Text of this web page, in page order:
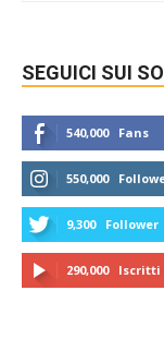
SEGUICI SUI
540,000 Fans
550,000
9,300 Follower
290,000 Iscritti